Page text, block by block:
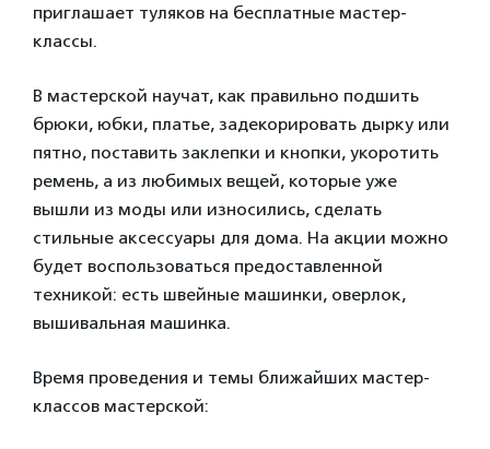
приглашает туляков на бесплатные мастер-
классы.
В мастерской научат, как правильно подшить
брюки, юбки, платье, задекорировать дырку или
пятно, поставить заклепки и кнопки, укоротить
ремень, а из любимых вещей, которые уже
вышли из моды или износились, сделать
стильные аксессуары для дома. На акции можно
будет воспользоваться предоставленной
техникой: есть швейные машинки, оверлок,
вышивальная машинка.
Время проведения и темы ближайших мастер-
классов мастерской: